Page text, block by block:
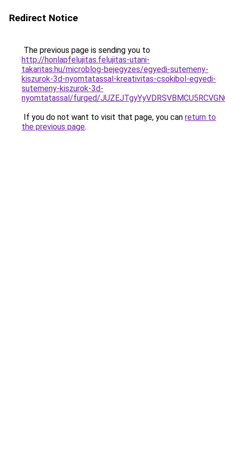
Redirect Notice
The previous page is sending you to
http://honlapfelujitas.felujitas-utani-
takaritas.hu/microblog-bejegyzes/egyedi-sutemeny-
kiszurok-3d-nyomtatassal-kreativitas-csokibol-egyedi-
sutemeny-kiszurok-3d-
nyomtatassal/furged/
If you do not want to visit that page, you can return to
the previous page.